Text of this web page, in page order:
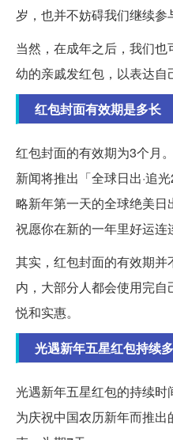
岁，也并不妨碍我们继续参
当然，在成年之后，我们
幼的亲戚发红包，以表达自
红包封面有效期是多长
红包封面的有效期为3个月
新闻将推出「全球日出·追
略新年第一天的全球绝美日
祝愿你在新的一年里好运连
其实，红包封面的有效期并
内，大部分人都会使用完
悦和实惠。
光遇新年五星红包持续
光遇新年五星红包的持续
为庆祝中国农历新年而推